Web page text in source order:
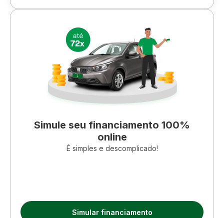
Simule seu financiamento 100%
online
É simples e descomplicado!
Simular financiamento